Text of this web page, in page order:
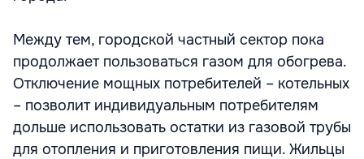
Между тем, городской частный сектор пока
продолжает пользоваться газом для обогрева.
Отключение мощных потребителей – котельных
– позволит индивидуальным потребителям
дольше использовать остатки из газовой трубы
для отопления и приготовления пищи. Жильцы